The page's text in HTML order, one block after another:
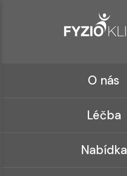
O nás
Léčba
Nabídka